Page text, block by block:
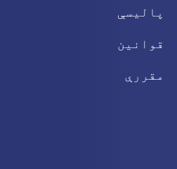
پالیسې
قوانین
مقررې